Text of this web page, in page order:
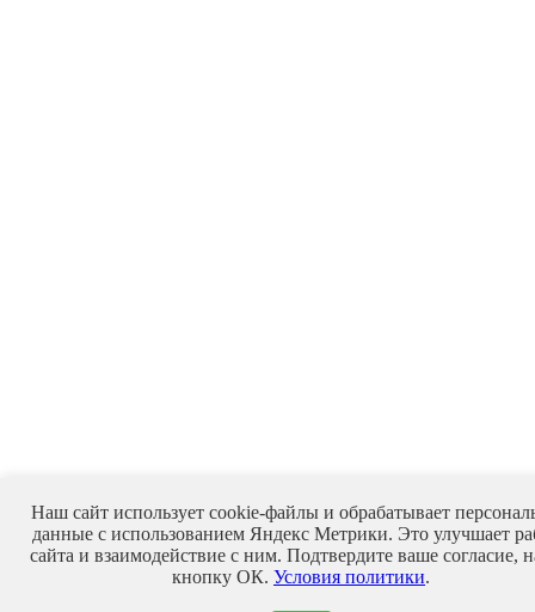
Наш сайт использует cookie-файлы и обрабатывает
данные с использованием Яндекс Метрики. Это улучшает
сайта и взаимодействие с ним. Подтвердите ваше согласие,
кнопку ОК. Условия политики.